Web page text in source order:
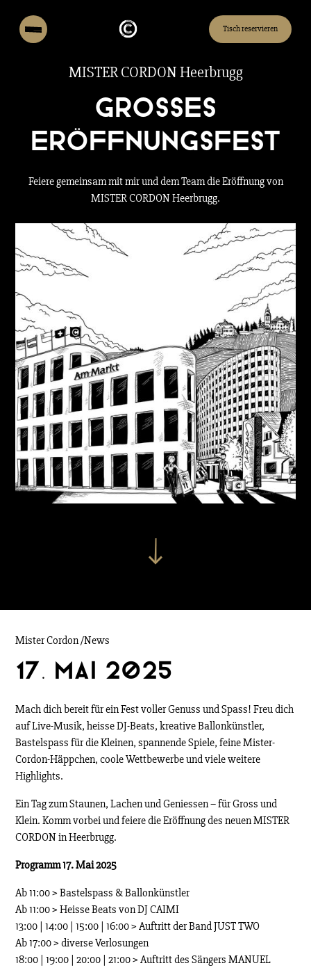
Tisch reservieren
MISTER CORDON Heerbrugg
Grosses
Eröffnungsfest
Feiere gemeinsam mit mir und dem Team die Eröffnung von
MISTER CORDON Heerbrugg.
Mister Cordon /News
17. Mai 2025
Mach dich bereit für ein Fest voller Genuss und Spass! Freu dich
auf Live-Musik, heisse DJ-Beats, kreative Ballonkünstler,
Bastelspass für die Kleinen, spannende Spiele, feine Mister-
Cordon-Häppchen, coole Wettbewerbe und viele weitere
Highlights.
Ein Tag zum Staunen, Lachen und Geniessen – für Gross und
Klein. Komm vorbei und feiere die Eröffnung des neuen MISTER
CORDON in Heerbrugg.
Programm 17. Mai 2025
Ab 11:00 > Bastelspass & Ballonkünstler
Ab 11:00 > Heisse Beats von DJ CAIMI
13:00 | 14:00 | 15:00 | 16:00 > Auftritt der Band JUST TWO
Ab 17:00 > diverse Verlosungen
18:00 | 19:00 | 20:00 | 21:00 > Auftritt des Sängers MANUEL